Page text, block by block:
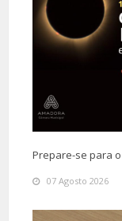
Prepare-se para
07 Agosto 2026